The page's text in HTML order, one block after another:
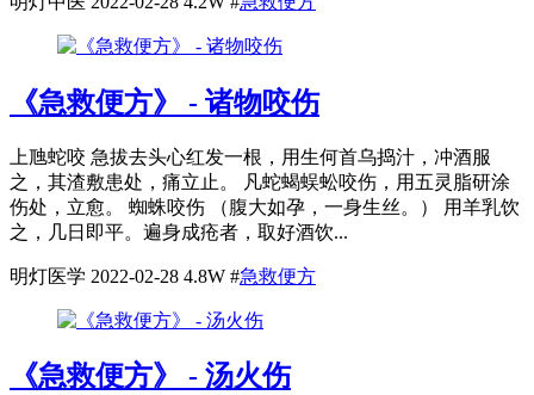
《急救便方》 - 诸物咬伤
上虺蛇咬 急拔去头心红发一根，用生何首乌捣汁，冲酒服
之，其渣敷患处，痛立止。 凡蛇蝎蜈蚣咬伤，用五灵脂研涂
伤处，立愈。 蜘蛛咬伤 （腹大如孕，一身生丝。） 用羊乳饮
之，几日即平。遍身成疮者，取好酒饮...
明灯医学 2022-02-28 4.8W #急救便方
《急救便方》 - 汤火伤